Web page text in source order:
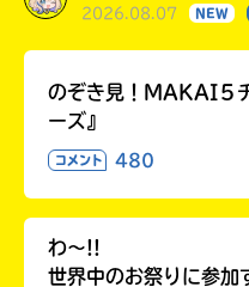
2026.08.07 NEW
のぞき見！MAKAI５
ーズ』
コメント 480
わ〜!!
世界中のお祭りに参